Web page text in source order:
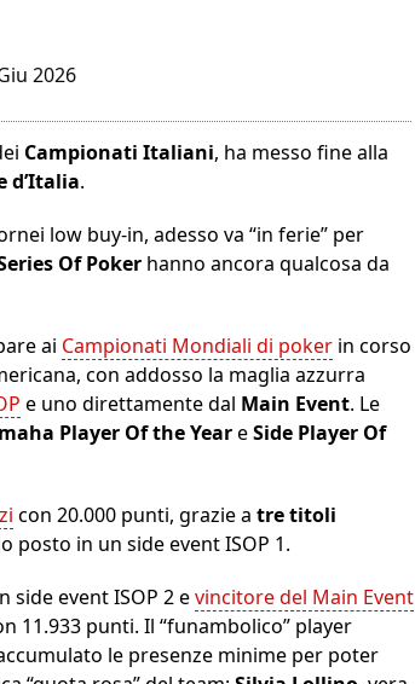
2026
Campionati Italiani, ha messo fine alla
d’Italia.
low buy-in, adesso va “in ferie” per
Of Poker hanno ancora qualcosa da
ai Campionati Mondiali di poker in corso
con addosso la maglia azzurra
e uno direttamente dal Main Event. Le
Player Of the YeareSide Player Of
con 20.000 punti, grazie a tre titoli
posto in un side event ISOP 1.
side event ISOP 2 evincitore del Main Event
11.933 punti. Il “funambolico” player
le presenze minime per poter